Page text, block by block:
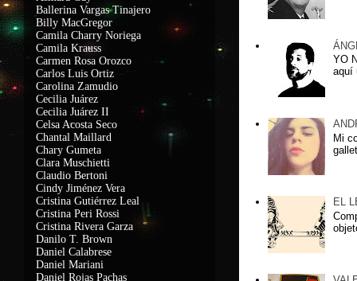
YO
aquí
Mi
EL
Ballerina Vargas Tinajero
Billy MacGregor
Camila Charry Noriega
Camila Krauss
Carmen Rosa Orozco
Carlos Luis Ortiz
Carolina Zamudio
Cecilia Juárez
Cecilia Juárez II
Celsa Acosta Seco
Chantal Maillard
Chary Gumeta
Clara Muschietti
Claudio Bertoni
Cindy Jiménez Vera
Cristina Gutiérrez Leal
Cristina Peri Rossi
Cristina Rivera Garza
Danilo T. Brown
Daniel Calabrese
Daniel Mariani
Daniel Rojas Pachas